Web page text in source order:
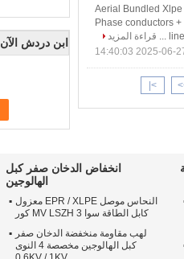
ابن دردش الآن
Aerial Bundled
Phase conductors
قراءة المزيد
2025-06-27
>|
انخفاض الدخان صفر كبل
الهالوجين
النحاس موصل EPR / XLPE معزول
كابل الطاقة سوا MV LSZH 3 كور
لهب مقاومة منخفضة الدخان صفر
كبل الهالوجين مخصصة 4 النوى